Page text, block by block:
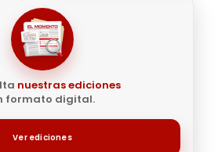
nuestras ediciones
formato digital.
Ver ediciones